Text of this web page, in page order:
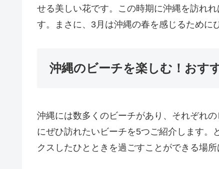
せる美しい花です。この時期に沖縄を訪れ
す。まさに、3月は沖縄の春を感じるために
沖縄のビーチを楽しむ！おす
沖縄には数多くのビーチがあり、それぞれ
にぜひ訪れたいビーチを5つご紹介します。
クスしたひとときを過ごすことができる場所